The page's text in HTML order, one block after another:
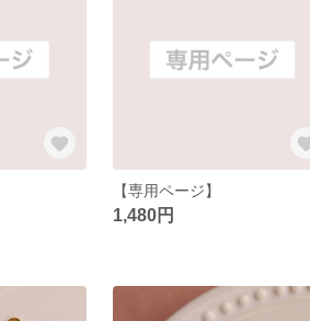
【専用ページ】
1,480円